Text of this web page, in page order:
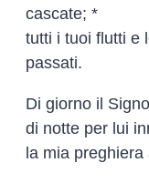
cascate; *
tutti i tuoi flutti e
passati.
Di giorno il
di notte per lui
la mia